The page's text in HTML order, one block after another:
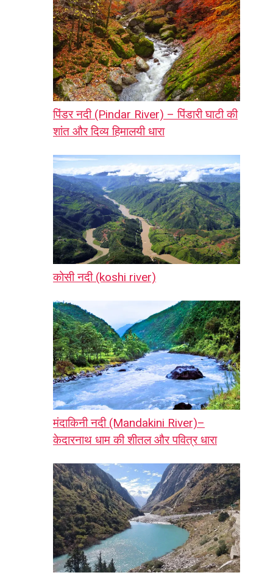
पिंडर नदी (Pindar River) – पिंडारी घाटी की
शांत और दिव्य हिमालयी धारा
कोसी नदी (koshi river)
मंदाकिनी नदी (Mandakini River)–
केदारनाथ धाम की शीतल और पवित्र धारा